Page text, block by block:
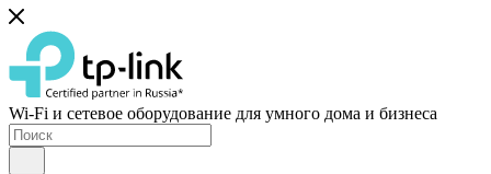
Wi-Fi и сетевое оборудование для умного дома и бизнеса